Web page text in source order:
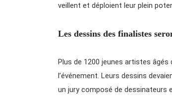
veillent et déploient leur plein
Les dessins des finalistes
Plus de 1200 jeunes artistes
l’événement. Leurs dessins
un jury composé de dessinateurs